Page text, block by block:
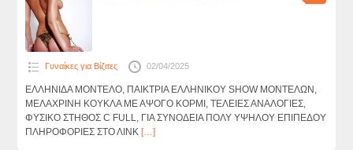
Γυναίκες για Βίζιτες 02/04/2025
ΕΛΛΗΝΙΔΑ ΜΟΝΤΕΛΟ, ΠΑΙΚΤΡΙΑ ΕΛΛΗΝΙΚΟΥ SHOW ΜΟΝΤΕΛΩΝ,
ΜΕΛΑΧΡΙΝΗ ΚΟΥΚΛΑ ΜΕ ΑΨΟΓΟ ΚΟΡΜΙ, ΤΕΛΕΙΕΣ ΑΝΑΛΟΓΙΕΣ,
ΦΥΣΙΚΟ ΣΤΗΘΟΣ C FULL, ΓΙΑ ΣΥΝΟΔΕΙΑ ΠΟΛΥ ΥΨΗΛΟΥ ΕΠΙΠΕΔΟΥ
ΠΛΗΡΟΦΟΡΙΕΣ ΣΤΟ ΛΙΝΚ […]